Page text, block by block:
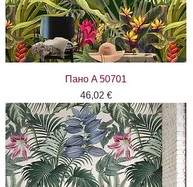
Пано A 50701
Цена
46,02 €